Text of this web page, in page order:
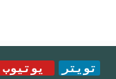
تويتر يوتيوب